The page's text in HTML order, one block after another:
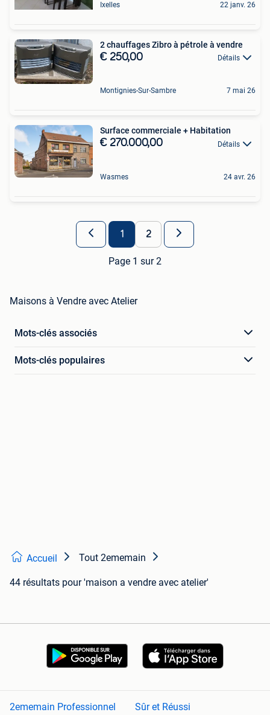
Ixelles 22 janv. 26
2 chauffages Zibro à pétrole à vendre
€ 250,00 Détails
Montignies-Sur-Sambre 7 mai 26
Surface commerciale + Habitation
€ 270.000,00 Détails
Wasmes 24 avr. 26
1 2
Page 1 sur 2
Maisons à Vendre avec Atelier
Mots-clés associés
Mots-clés populaires
Accueil Tout 2ememain
44 résultats pour 'maison a vendre avec atelier'
2ememain Professionnel Sûr et Réussi